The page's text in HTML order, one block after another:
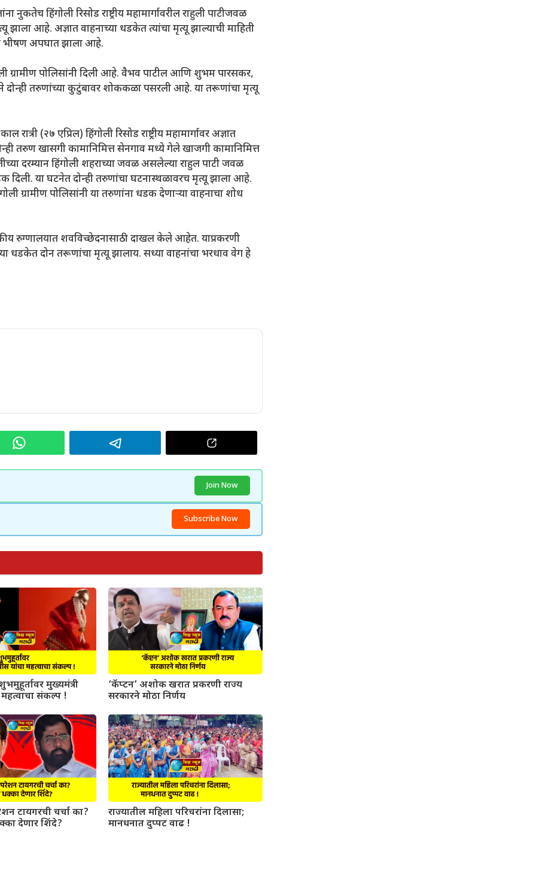
हिंगोली रिसोड राष्ट्रीय महामार्गावरील राहुली पाटीजवळ
आहे. अज्ञात वाहनाच्या धडकेत त्यांचा मृत्यू झाल्याची माहिती
भीषण अपघात झाला आहे.
ग्रामीण पोलिसांनी दिली आहे. वैभव पाटील आणि शुभम पारसकर,
तरुणांच्या कुटुंबावर शोककळा पसरली आहे. या तरूणांचा मृत्यू
(२७ एप्रिल) हिंगोली रिसोड राष्ट्रीय महामार्गावर अज्ञात
तरुण खासगी कामानिमित्त सेनगाव मध्ये गेले खाजगी कामानिमित्त
दरम्यान हिंगोली शहराच्या जवळ असलेल्या राहुल पाटी जवळ
दिली. या घटनेत दोन्ही तरुणांचा घटनास्थळावरच मृत्यू झाला आहे.
ग्रामीण पोलिसांनी या तरुणांना धडक देणाऱ्या वाहनाचा शोध
रुग्णालयात शवविच्छेदनासाठी दाखल केले आहेत. याप्रकरणी
धडकेत दोन तरूणांचा मृत्यू झालाय. सध्या वाहनांचा भरधाव वेग हे
Join Now
Subscribe Now
मुख्यमंत्री
संकल्प !
‘कॅप्टन’ अशोक खरात प्रकरणी राज्य
सरकारने मोठा निर्णय
टायगरची चर्चा का?
देणार शिंदे?
राज्यातील महिला परिचरांना दिलासा;
मानधनात दुप्पट वाढ !